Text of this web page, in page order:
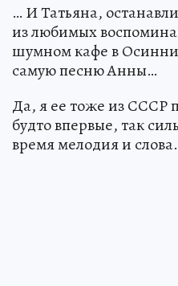
… И Татьяна,
из любимых
шумном кафе в
самую песню Анны…
Да, я ее тоже из
будто впервые, так
время мелодия и